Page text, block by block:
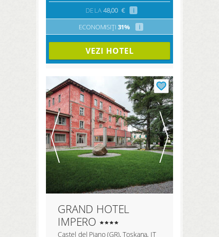
DE LA48,00 €
i
ECONOMISIȚI 31% i
VEZI HOTEL
GRAND HOTEL
IMPERO
Castel del Piano (GR), Toskana, IT